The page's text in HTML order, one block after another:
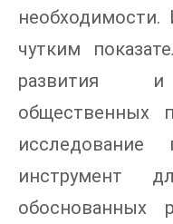
чутким
развития и
общественных
исследование
инструмент